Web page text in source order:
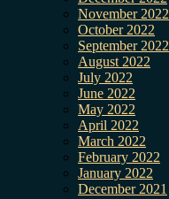
November 2022
October 2022
September 2022
August 2022
July 2022
June 2022
May 2022
April 2022
March 2022
February 2022
January 2022
December 2021